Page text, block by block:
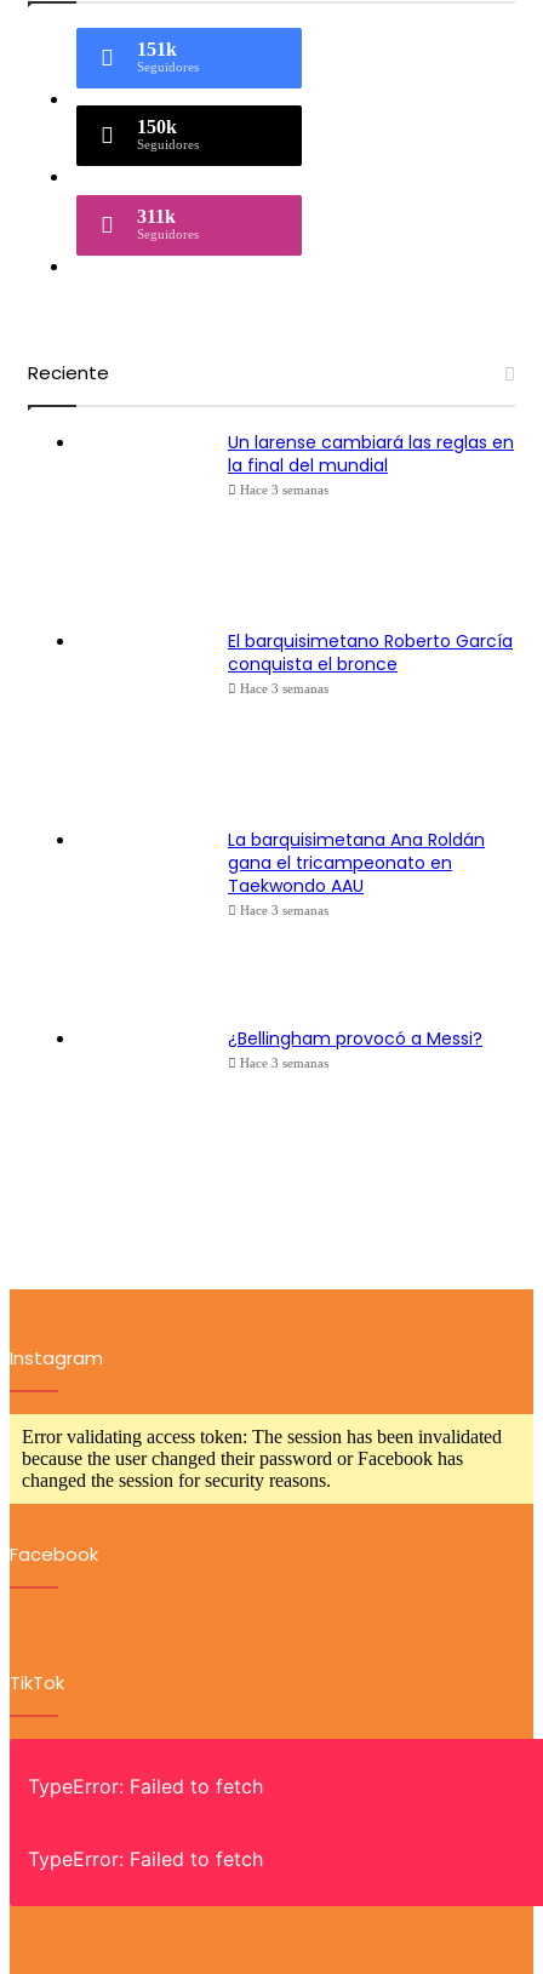
151k
Seguidores
150k
Seguidores
311k
Seguidores
Reciente
Un larense cambiará las reglas en
la final del mundial
Hace 3 semanas
El barquisimetano Roberto García
conquista el bronce
Hace 3 semanas
La barquisimetana Ana Roldán
gana el tricampeonato en
Taekwondo AAU
Hace 3 semanas
¿Bellingham provocó a Messi?
Hace 3 semanas
Instagram
Error validating access token: The session has been invalidated
because the user changed their password or Facebook has
changed the session for security reasons.
Facebook
TikTok
TypeError: Failed to fetch
TypeError: Failed to fetch